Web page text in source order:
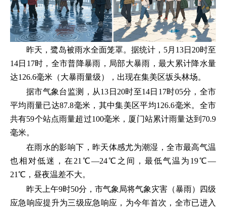
昨天，鹭岛被雨水全面笼罩。据统计，5月13日20时至
14日17时，全市普降暴雨，局部大暴雨，最大累计降水量
达126.6毫米（大暴雨量级），出现在集美区坂头林场。
据市气象台监测，从13日20时至14日17时05分，全市
平均雨量已达87.8毫米，其中集美区平均126.6毫米。全市
共有59个站点雨量超过100毫米，厦门站累计雨量达到70.9
毫米。
在雨水的影响下，昨天体感尤为潮湿，全市最高气温
也相对低迷，在21℃—24℃之间，最低气温为19℃—
21℃，昼夜温差不大。
昨天上午9时50分，市气象局将气象灾害（暴雨）四级
应急响应提升为三级应急响应，为今年首次，全市已进入